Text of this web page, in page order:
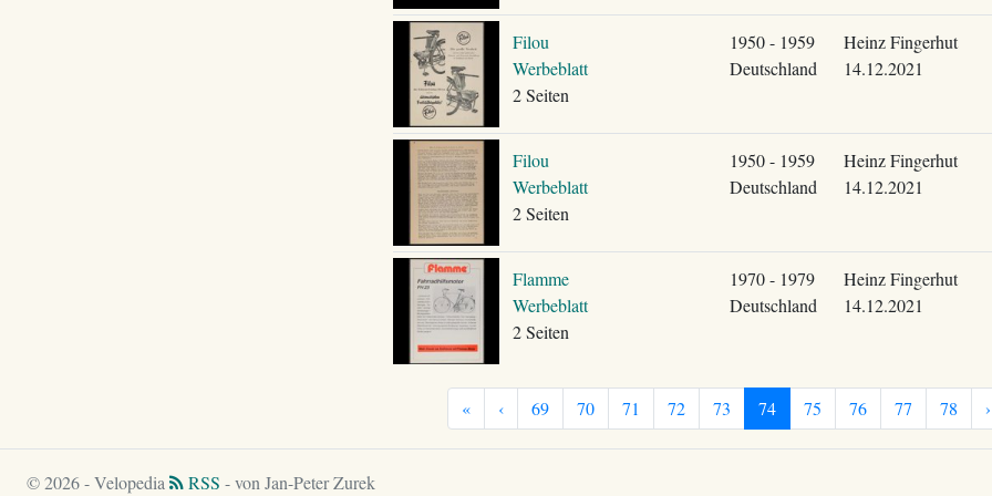
Filou
Werbeblatt
2 Seiten
1950 - 1959
Deutschland
Heinz Fingerhut
14.12.2021
Filou
Werbeblatt
2 Seiten
1950 - 1959
Deutschland
Heinz Fingerhut
14.12.2021
Flamme
Werbeblatt
2 Seiten
1970 - 1979
Deutschland
Heinz Fingerhut
14.12.2021
« ‹ 69 70 71 72 73 74 75 76 77 78 ›
© 2026 - Velopedia RSS - von Jan-Peter Zurek